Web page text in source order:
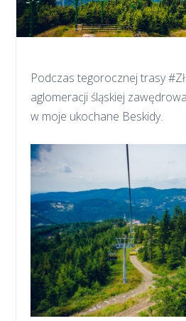
Podczas tegorocznej trasy
aglomeracji śląskiej
w moje ukochane Beskidy.